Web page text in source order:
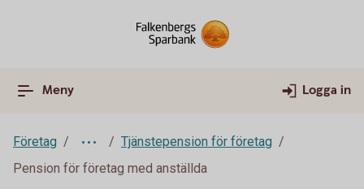
Meny Logga in
Företag
Tjänstepension för företag
Pension för företag med anställda